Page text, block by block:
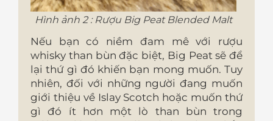
Hình ảnh 2 : Rượu Big Peat Blended Malt
Nếu bạn có niềm đam mê với rượu
whisky than bùn đặc biệt, Big Peat sẽ để
lại thứ gì đó khiến bạn mong muốn. Tuy
nhiên, đối với những người đang muốn
giới thiệu về Islay Scotch hoặc muốn thứ
gì đó ít hơn một lò than bùn trong